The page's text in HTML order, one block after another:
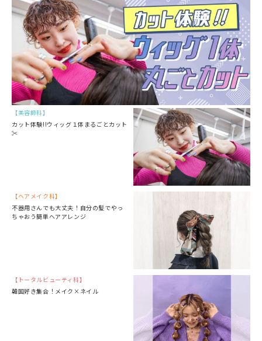
美容師科
カット体験!!ウィッグ１体まるごとカット
✂
ヘアメイク科
不器用さんでも大丈夫！自分の髪でやっ
ちゃおう簡単ヘアアレンジ
トータルビューティ科
韓国好き集合！メイク×ネイル